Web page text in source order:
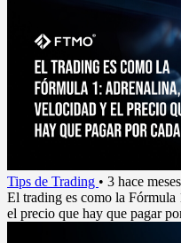
Tips de Trading • 3 hace meses
El trading es como la
el precio que hay que pagar